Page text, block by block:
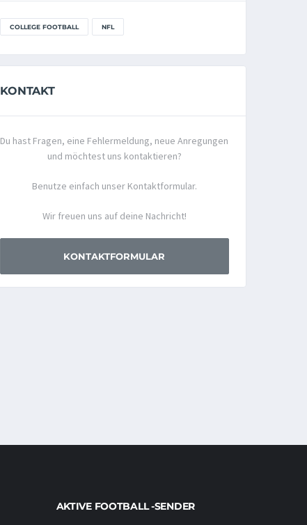
COLLEGE FOOTBALL NFL
KONTAKT
Du hast Fragen, eine Fehlermeldung, neue Anregungen
und möchtest uns kontaktieren?
Benutze einfach unser Kontaktformular.
Wir freuen uns auf deine Nachricht!
KONTAKTFORMULAR
AKTIVE FOOTBALL -SENDER